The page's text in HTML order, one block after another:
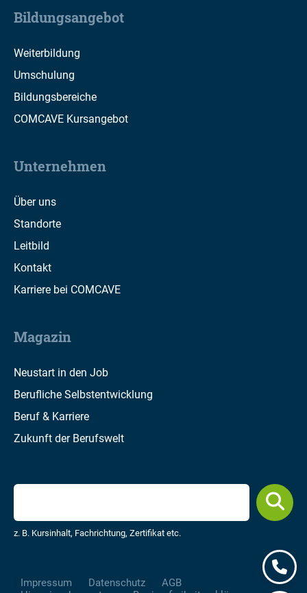
Bildungsangebot
Weiterbildung
Umschulung
Bildungsbereiche
COMCAVE Kursangebot
Unternehmen
Über uns
Standorte
Leitbild
Kontakt
Karriere bei COMCAVE
Magazin
Neustart in den Job
Berufliche Selbstentwicklung
Beruf & Karriere
Zukunft der Berufswelt
z. B. Kursinhalt, Fachrichtung, Zertifikat etc.
Impressum Datenschutz
AGB